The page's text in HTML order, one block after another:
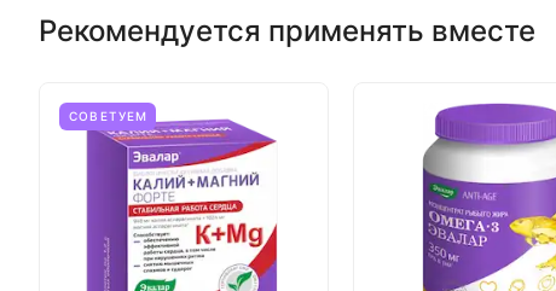
Рекомендуется применять вместе
СОВЕТУЕМ